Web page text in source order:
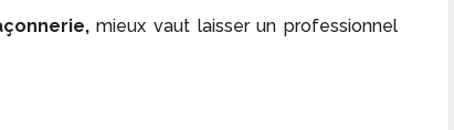
mieux vaut laisser un professionnel